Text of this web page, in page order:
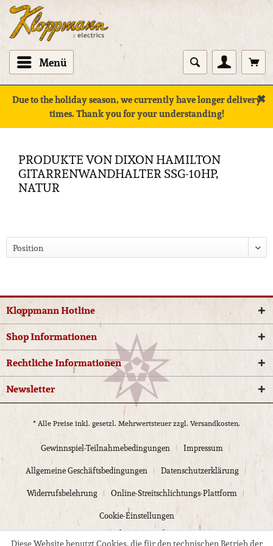
Menü
Due to the holiday season, we currently have longer delivery
times. Thank you for your understanding!
✖
PRODUKTE VON DIXON HAMILTON
GITARRENWANDHALTER SSG-10HP,
NATUR
Kloppmann Hotline
Shop Informationen
Rechtliche Informationen
Newsletter
* Alle Preise inkl. gesetzl. Mehrwertsteuer zzgl. Versandkosten.
Gewinnspiel-Teilnahmebedingungen
Impressum
Allgemeine Geschäftsbedingungen
Datenschutzerklärung
Widerrufsbelehrung
Online-Streitschlichtungs-Plattform
Cookie-Einstellungen
© 2024 Kloppmann Electrics